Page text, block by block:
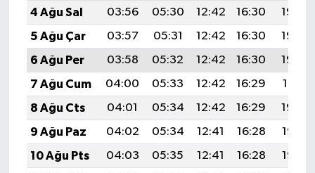
4 Ağu Sal
03:56 05:30 12:42 16:30
19:44
5 Ağu Çar
03:57 05:31 12:42 16:30
19:43
6 Ağu Per
03:58 05:32 12:42 16:30
19:42
7 Ağu Cum
04:00 05:33 12:42 16:29
19:41
8 Ağu Cts
04:01 05:34 12:42 16:29
19:40
9 Ağu Paz
04:02 05:34 12:41 16:28
19:38
10 Ağu Pts
04:03 05:35 12:41 16:28
19:37